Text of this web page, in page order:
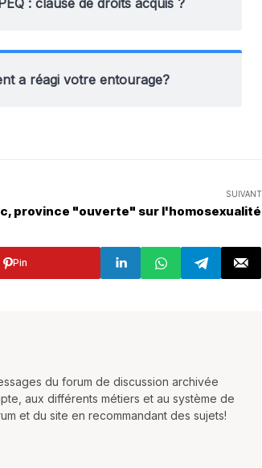
: clause de droits acquis ?
a réagi votre entourage?
SUIVANT
Le Québec, province "ouverte" sur l'homosexualité
Pin
du forum de discussion archivée
aux différents métiers et au système de
et du site en recommandant des sujets!